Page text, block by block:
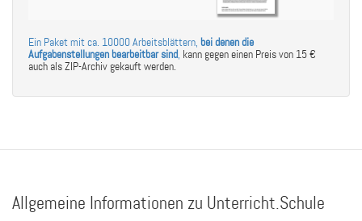
Ein Paket mit ca. 10000 Arbeitsblättern, bei denen die
Aufgabenstellungen bearbeitbar sind, kann gegen einen Preis von 15 €
auch als ZIP-Archiv gekauft werden.
Allgemeine Informationen zu Unterricht.Schule